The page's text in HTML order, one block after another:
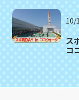
10/
ス
コ